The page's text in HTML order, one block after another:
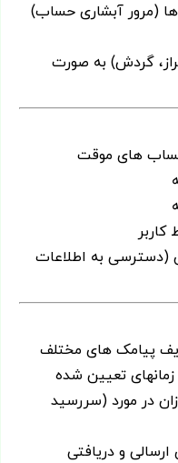
(مرور آبشاری حساب)
گردش) به صورت
های موقت
(دسترسی به اطلاعات
پیامک های مختلف
تعیین شده
در مورد (سررسید
و دریافتی